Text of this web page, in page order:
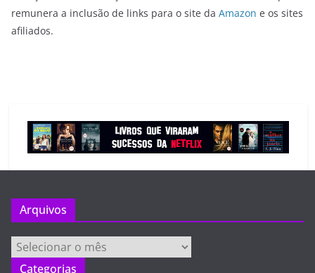
remunera a inclusão de links para o site da Amazon e os sites
afiliados.
Arquivos
Arquivos
Categorias